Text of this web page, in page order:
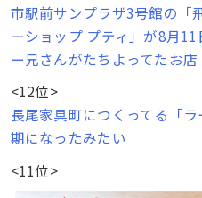
市駅前サンプラザ3号館の「
ーショップ プティ」が8月
ー兄さんがたちよってたお店
<12位>
長尾家具町につくってる「
期になったみたい
<11位>